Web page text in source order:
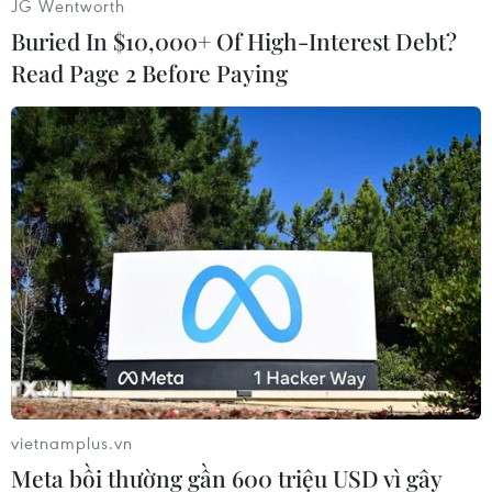
công tác bảo vệ môi trường trên địa bàn tỉnh
Quảng Ngãi.
VNT19 cho biết đến nay, Dự án thực hiện đạt
khoảng 85%, dự kiến đi vào hoạt động từ cuối
năm 2024.
JG Wentworth
Buried In $10,000+ Of High-Interest Debt?
Read Page 2 Before Paying
vietnamplus.vn
Meta bồi thường gần 600 triệu USD vì gây